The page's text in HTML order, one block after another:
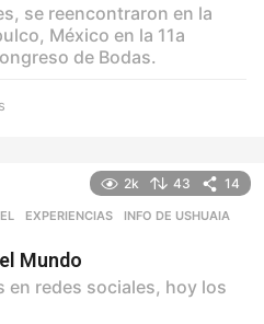
se reencontraron en la
México en la 11a
de Bodas.
2k 43 14
EXPERIENCIAS ,INFO DE USHUAIA
Mundo
en redes sociales, hoy los